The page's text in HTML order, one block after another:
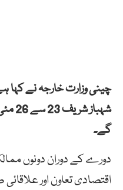
چینی وزارت خارجہ نے کہا
گے۔
دورے کے دوران دونوں
اقتصادی تعاون اور